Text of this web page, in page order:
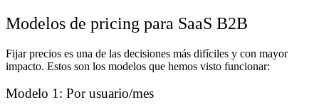
Modelos de pricing para SaaS B2B
Fijar precios es una de las decisiones más difíciles y con mayor
impacto. Estos son los modelos que hemos visto funcionar:
Modelo 1: Por usuario/mes